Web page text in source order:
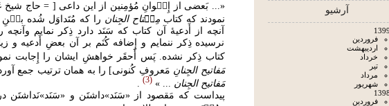
آرشیو
1399
فروردين
ارديبهشت
خرداد
تير
مرداد
شهريور
1398
فروردين
«... بَعضى از إِخ۟وانِ مُؤمِنين از اين داعى [ = حاج
نمودند كه كتابمِف۟تاح الجِنان را كه مُتَداوَل شُده بي۟نِ
آنچه از أَدعيۀ آن كتاب كه سَنَد دارد ذِكر نمایم
نرسيده ذِكر ننمایم و إِضافه کُنَم بر آن بعضِ أَدعيه و
كتاب ذِكر نشده. پَس أَحقَر خواهشِ ايشان را إِجابت
مَفاتیح الجِنانِ مَعروفِ کُنونی] را به همان ترتيب جمع
مَفاتيح الجِنان ... »
3
پیداست که مَقصود از «سَنَد»داشتَن و «سَنَد»نَداشتَن در